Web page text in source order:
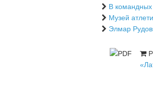
В командных
Музей
Элмар